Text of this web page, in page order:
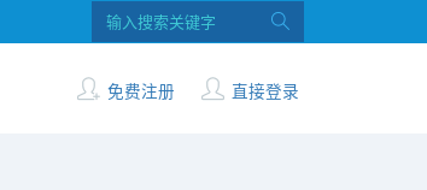
免费注册 直接登录